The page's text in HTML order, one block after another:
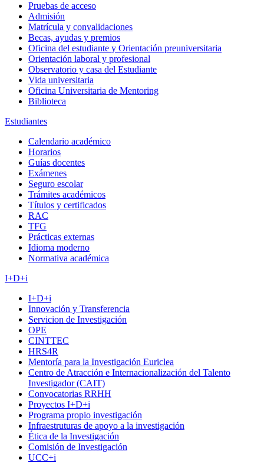
Pruebas de acceso
Admisión
Matrícula y convalidaciones
Becas, ayudas y premios
Oficina del estudiante y Orientación preuniversitaria
Orientación laboral y profesional
Observatorio y casa del Estudiante
Vida universitaria
Oficina Universitaria de Mentoring
Biblioteca
Estudiantes
Calendario académico
Horarios
Guías docentes
Exámenes
Seguro escolar
Trámites académicos
Títulos y certificados
RAC
TFG
Prácticas externas
Idioma moderno
Normativa académica
I+D+i
I+D+i
Innovación y Transferencia
Servicion de Investigación
OPE
CINTTEC
HRS4R
Mentoría para la Investigación Euriclea
Centro de Atracción e Internacionalización del Talento
Investigador (CAIT)
Convocatorias RRHH
Proyectos I+D+i
Programa propio investigación
Infraestruturas de apoyo a la investigación
Ética de la Investigación
Comisión de Investigación
UCC+i